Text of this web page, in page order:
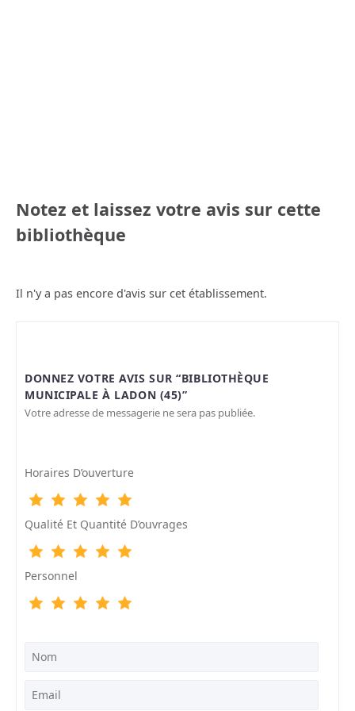
Notez et laissez votre avis sur cette
bibliothèque
Il n'y a pas encore d'avis sur cet établissement.
DONNEZ VOTRE AVIS SUR “BIBLIOTHÈQUE
MUNICIPALE À LADON (45)”
Votre adresse de messagerie ne sera pas publiée.
Horaires D’ouverture
Qualité Et Quantité D’ouvrages
Personnel